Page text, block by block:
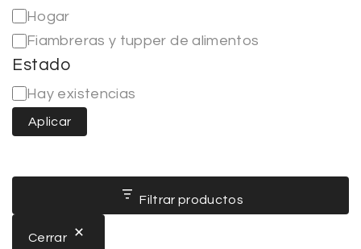
Hogar
Fiambreras y tupper de alimentos
Estado
Hay existencias
Aplicar
Filtrar productos
Cerrar